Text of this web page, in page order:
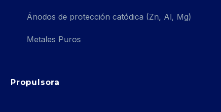
Ánodos de protección catódica (Zn, Al, Mg)
Metales Puros
Propulsora